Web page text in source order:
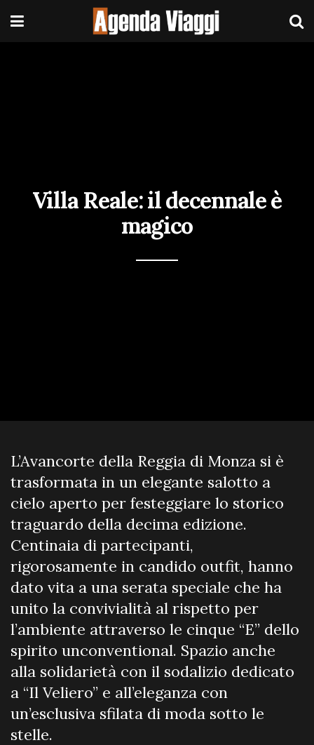
Villa Reale: il decennale è
magico
L’Avancorte della Reggia di Monza si è
trasformata in un elegante salotto a
cielo aperto per festeggiare lo storico
traguardo della decima edizione.
Centinaia di partecipanti,
rigorosamente in candido outfit, hanno
dato vita a una serata speciale che ha
unito la convivialità al rispetto per
l’ambiente attraverso le cinque “E” dello
spirito unconventional. Spazio anche
alla solidarietà con il sodalizio dedicato
a “Il Veliero” e all’eleganza con
un’esclusiva sfilata di moda sotto le
stelle.